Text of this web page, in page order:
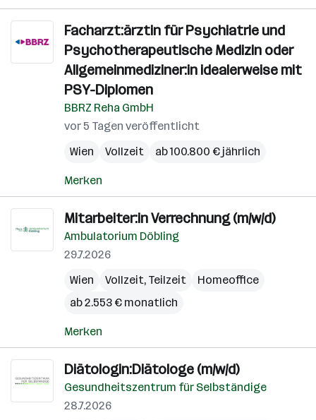
Facharzt:ärztin für Psychiatrie und
Psychotherapeutische Medizin oder
Allgemeinmediziner:in idealerweise mit
PSY-Diplomen
BBRZ Reha GmbH
vor 5 Tagen veröffentlicht
Wien
Vollzeit ab 100.800 € jährlich
Merken
Mitarbeiter:in Verrechnung (m/w/d)
Ambulatorium Döbling
29.7.2026
Wien
Vollzeit, Teilzeit
Homeoffice
ab 2.553 € monatlich
Merken
Diätologin:Diätologe (m/w/d)
Gesundheitszentrum für Selbständige
28.7.2026